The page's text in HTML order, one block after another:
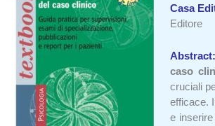
Casa
Editore
Abstract:
caso
cruciali
efficace.
e